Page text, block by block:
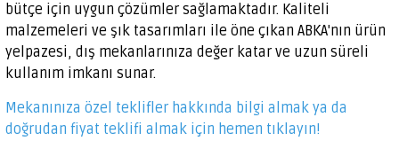
bütçe için uygun çözümler sağlamaktadır. Kaliteli
malzemeleri ve şık tasarımları ile öne çıkan ABKA'nın ürün
yelpazesi, dış mekanlarınıza değer katar ve uzun süreli
kullanım imkanı sunar.
Mekanınıza özel teklifler hakkında bilgi almak ya da
doğrudan fiyat teklifi almak için hemen tıklayın!